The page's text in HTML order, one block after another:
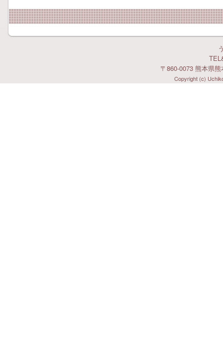
〒860-0073 熊本県
Copyright (c)